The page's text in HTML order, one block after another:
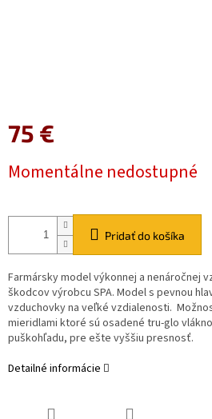
75 €
cena:
Momentálne nedostupné
Pridať do košíka
Farmársky model výkonnej a nenáročnej
škodcov výrobcu SPA. Model s pevnou
vzduchovky na veľké vzdialenosti.
mieridlami ktoré sú osadené tru-glo
puškohľadu, pre ešte vyššiu presnosť.
Detailné informácie